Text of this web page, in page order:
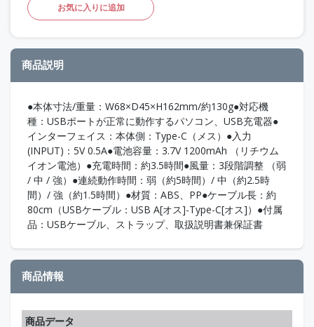
お気に入りに追加
商品説明
●本体寸法/重量：W68×D45×H162mm/約130g●対応機
種：USBポートが正常に動作するパソコン、USB充電器●
インターフェイス：本体側：Type-C（メス）●入力
(INPUT)：5V 0.5A●電池容量：3.7V 1200mAh （リチウム
イオン電池）●充電時間：約3.5時間●風量：3段階調整 （弱
/ 中 / 強）●連続動作時間：弱（約5時間）/ 中（約2.5時
間）/ 強（約1.5時間）●材質：ABS、PP●ケーブル長：約
80cm（USBケーブル：USB A[オス]-Type-C[オス]）●付属
品：USBケーブル、ストラップ、取扱説明書兼保証書
商品情報
商品データ